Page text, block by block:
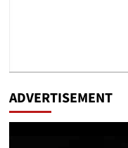
ADVERTISEMENT